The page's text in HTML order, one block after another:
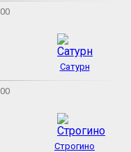
Сатурн
Строгино